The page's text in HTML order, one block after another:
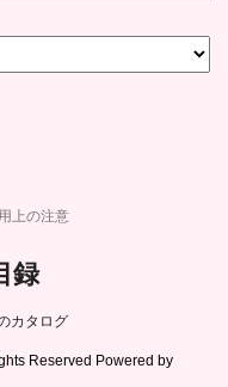
上の注意
録
カタログ
Reserved Powered by